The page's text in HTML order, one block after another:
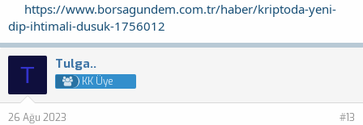
https://www.borsagundem.com.tr/haber/kriptoda-yeni-
dip-ihtimali-dusuk-1756012
T Tulga..
KK Üye
26 Ağu 2023 #13